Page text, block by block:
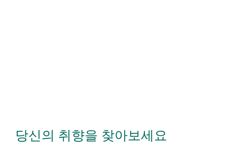
당신의 취향을 찾아보세요